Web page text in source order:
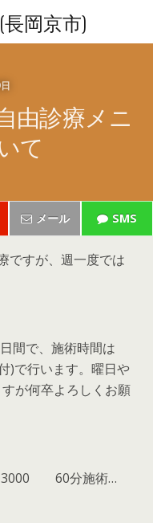
岡京市)
由診療メニ
て
メール SMS
ですが、週一度では
間で、施術時間は
)で行います。曜日や
が何卒よろしくお願
3000 60分施術…